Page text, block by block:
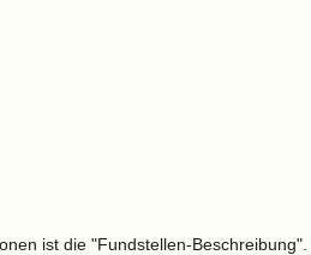
ist die "Fundstellen-